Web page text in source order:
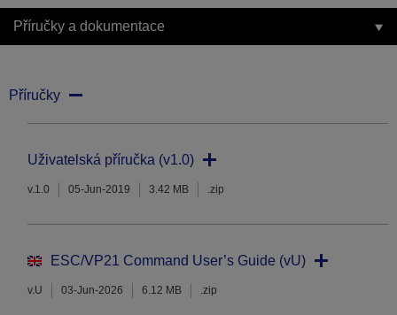
Příručky a dokumentace
Příručky
Uživatelská příručka (v1.0)
v.1.0 05-Jun-2019 3.42 MB .zip
ESC/VP21 Command User’s Guide (vU)
v.U 03-Jun-2026 6.12 MB .zip